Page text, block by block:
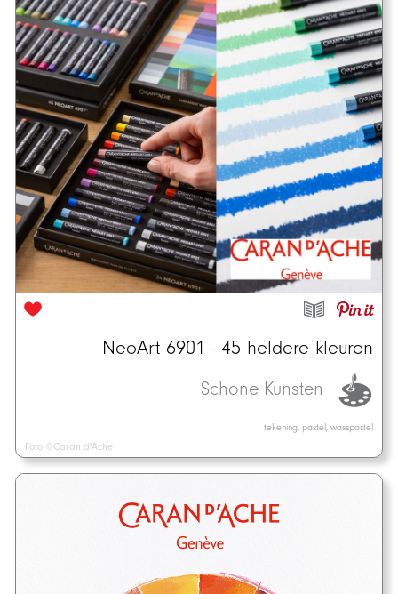
NeoArt 6901 - 45 heldere kleuren
Schone Kunsten
tekening, pastel, wasspastel
Foto ©Caran d'Ache